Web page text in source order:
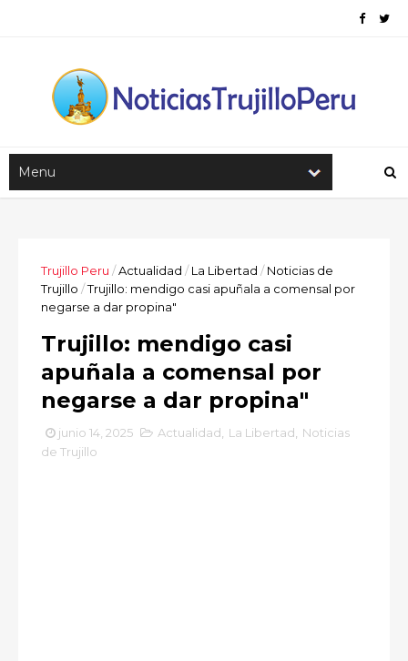
Trujillo Peru /Actualidad / La Libertad / Noticias de
Trujillo /Trujillo: mendigo casi apuñala a comensal por
negarse a dar propina"
Trujillo: mendigo casi
apuñala a comensal por
negarse a dar propina"
junio 14, 2025 Actualidad La Libertad
Noticias
de Trujillo